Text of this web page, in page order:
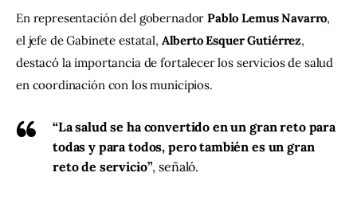
En representación del gobernador Pablo Lemus Navarro,
el jefe de Gabinete estatal, Alberto Esquer Gutiérrez,
destacó la importancia de fortalecer los servicios de salud
en coordinación con los municipios.
“La salud se ha convertido en un gran reto para
todas y para todos, pero también es un gran
reto de servicio”, señaló.